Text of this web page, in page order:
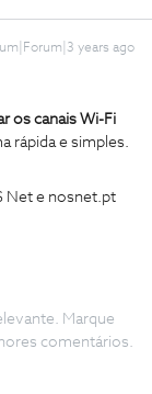
years ago
os canais Wi-Fi
rápida e simples.
Net e nosnet.pt
Marque
comentários.